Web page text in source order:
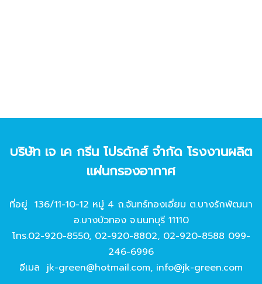
บริษัท เจ เค กรีน โปรดักส์ จํากัด โรงงานผลิต
แผ่นกรองอากาศ
ที่อยู่ 136/11-10-12 หมู่ 4 ถ.จันทร์ทองเอี่ยม ต.บางรักพัฒนา
อ.บางบัวทอง จ.นนทบุรี 11110
โทร.02-920-8550, 02-920-8802, 02-920-8588 099-
246-6996
อีเมล jk-green@hotmail.com, info@jk-green.com